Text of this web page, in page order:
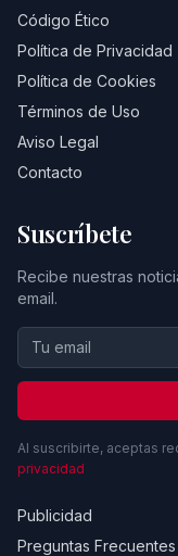
Código Ético
Política de Privacidad
Política de Cookies
Términos de Uso
Aviso Legal
Contacto
Suscríbete
Recibe nuestras
email.
Al suscribirte, aceptas
privacidad
Publicidad
Preguntas Frecuentes